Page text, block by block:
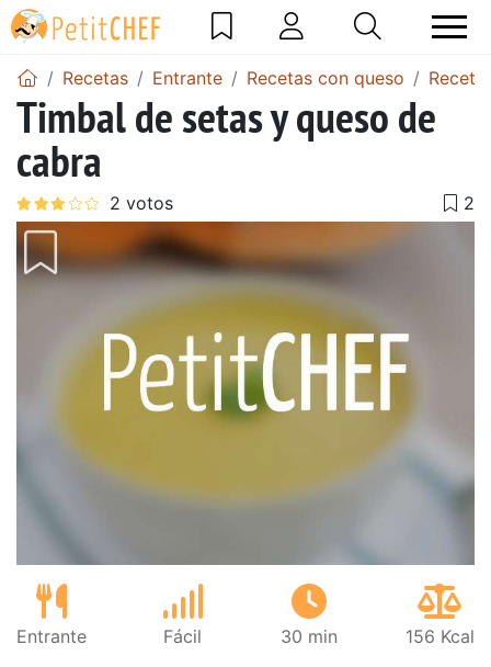
Recetas Entrante Recetas con queso
Timbal de setas y queso de
cabra
Entrante Fácil 30 min 156 Kcal